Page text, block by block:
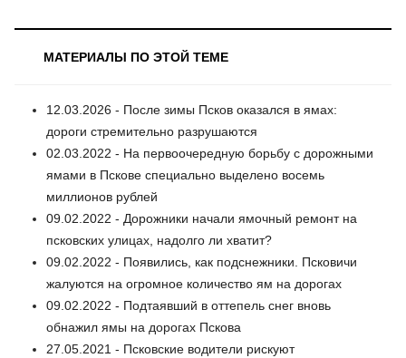
МАТЕРИАЛЫ ПО ЭТОЙ ТЕМЕ
12.03.2026 - После зимы Псков оказался в ямах:
дороги стремительно разрушаются
02.03.2022 - На первоочередную борьбу с дорожными
ямами в Пскове специально выделено восемь
миллионов рублей
09.02.2022 - Дорожники начали ямочный ремонт на
псковских улицах, надолго ли хватит?
09.02.2022 - Появились, как подснежники. Псковичи
жалуются на огромное количество ям на дорогах
09.02.2022 - Подтаявший в оттепель снег вновь
обнажил ямы на дорогах Пскова
27.05.2021 - Псковские водители рискуют